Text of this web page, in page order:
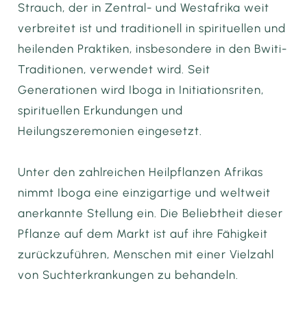
Strauch, der in Zentral- und Westafrika weit
verbreitet ist und traditionell in spirituellen und
heilenden Praktiken, insbesondere in den Bwiti-
Traditionen, verwendet wird. Seit
Generationen wird Iboga in Initiationsriten,
spirituellen Erkundungen und
Heilungszeremonien eingesetzt.
Unter den zahlreichen Heilpflanzen Afrikas
nimmt Iboga eine einzigartige und weltweit
anerkannte Stellung ein. Die Beliebtheit dieser
Pflanze auf dem Markt ist auf ihre Fähigkeit
zurückzuführen, Menschen mit einer Vielzahl
von Suchterkrankungen zu behandeln.